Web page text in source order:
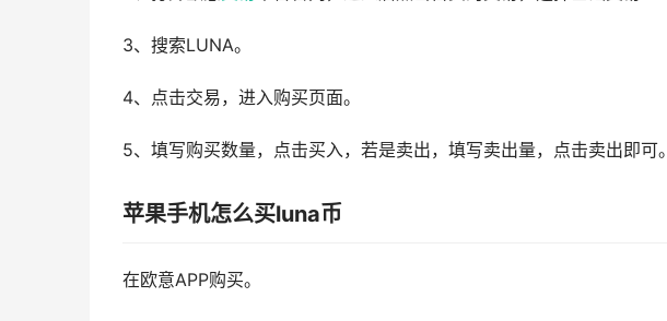
3、搜索LUNA。
4、点击交易，进入购买页面。
5、填写购买数量，点击买入，若是卖出，填写卖出量，点击卖出即可。
苹果手机怎么买luna币
在欧意APP购买。